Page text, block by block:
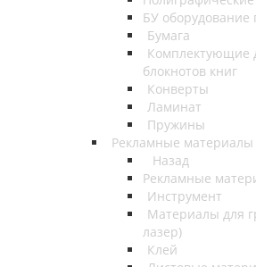
БУ оборудование
Бумага
Комплектующие
блокнотов книг
Конверты
Ламинат
Пружины
Рекламные материалы
Назад
Рекламные
Инструмент
Материалы для
лазер)
Клей